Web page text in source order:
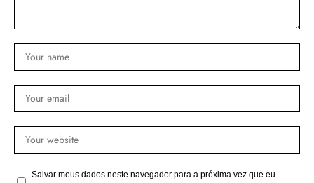
Salvar meus dados neste navegador para a próxima vez que eu